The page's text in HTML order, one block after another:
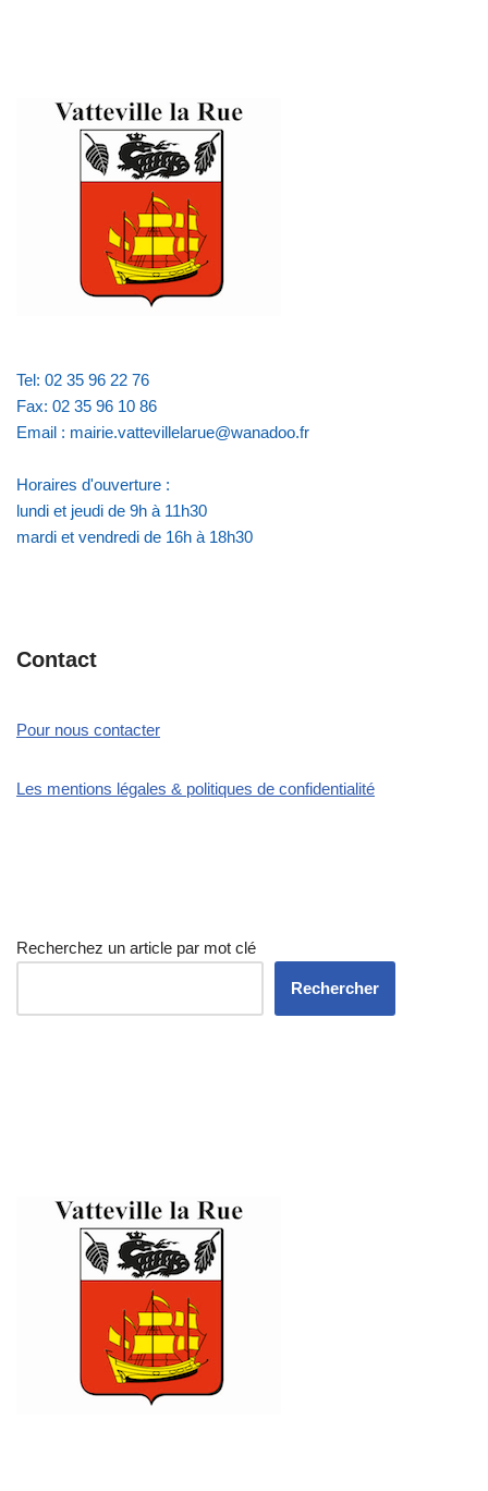
Tel: 02 35 96 22 76
Fax: 02 35 96 10 86
Email : mairie.vattevillelarue@wanadoo.fr
Horaires d'ouverture :
lundi et jeudi de 9h à 11h30
mardi et vendredi de 16h à 18h30
Contact
Pour nous contacter
Les mentions légales & politiques de confidentialité
Recherchez un article par mot clé
Rechercher